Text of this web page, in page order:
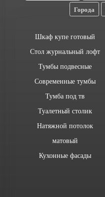
Города
Шкаф купе готовый
Стол журнальный лофт
Тумбы подвесные
Современные тумбы
Тумба под тв
Туалетный столик
Натяжной потолок
матовый
Кухонные фасады